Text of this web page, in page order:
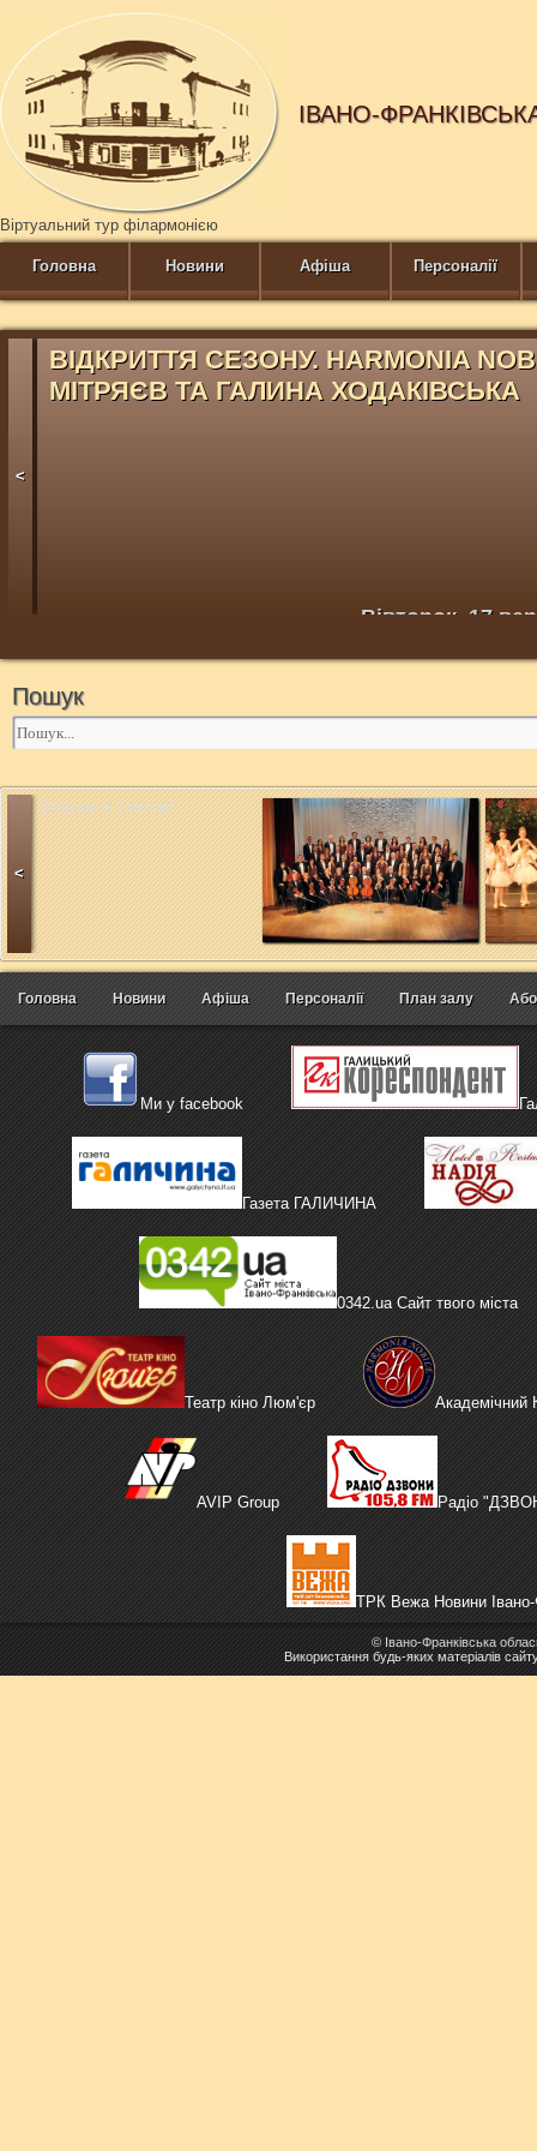
ІВАНО-
Віртуальний тур філармонією
Головна Новини Афіша Персоналії
<
ВІДКРИТТЯ СЕЗОНУ. HARMONIA
МІТРЯЄВ ТА ГАЛИНА ХОДАКІВСЬКА
Вівторок, 17
Пошук
<
Вітаємо зі святом!
Головна Новини Афіша Персоналії План залу
Ми у facebook
Газета ГАЛИЧИНА
0342.ua Сайт твого міста
Театр кіно Люм'єр Академічний
AVIP Group Радіо
ТРК Вежа Новини Івано-
© Івано-Франківська
Використання будь-яких матеріалів